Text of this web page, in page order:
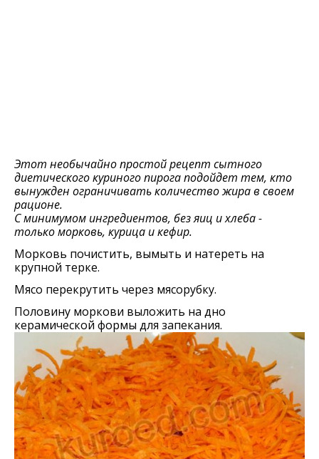
Этот необычайно простой рецепт сытного
диетического куриного пирога подойдет тем, кто
вынужден ограничивать количество жира в своем
рационе.
С минимумом ингредиентов, без яиц и хлеба -
только морковь, курица и кефир.
Морковь почистить, вымыть и натереть на
крупной терке.
Мясо перекрутить через мясорубку.
Половину моркови выложить на дно
керамической формы для запекания.